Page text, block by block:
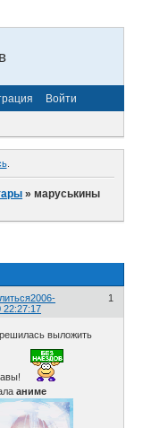
Войти
.
»маруськины
1
2006-
22:27:17
выложить
аниме